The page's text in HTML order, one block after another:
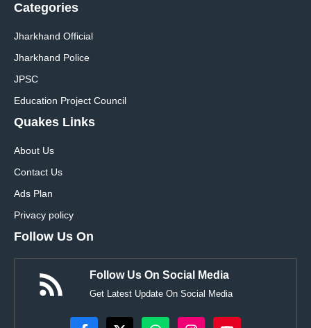
Categories
Jharkhand Official
Jharkhand Police
JPSC
Education Project Council
Quakes Links
About Us
Contact Us
Ads Plan
Privacy policy
Follow Us On
Follow Us On Social Media
Get Latest Update On Social Media